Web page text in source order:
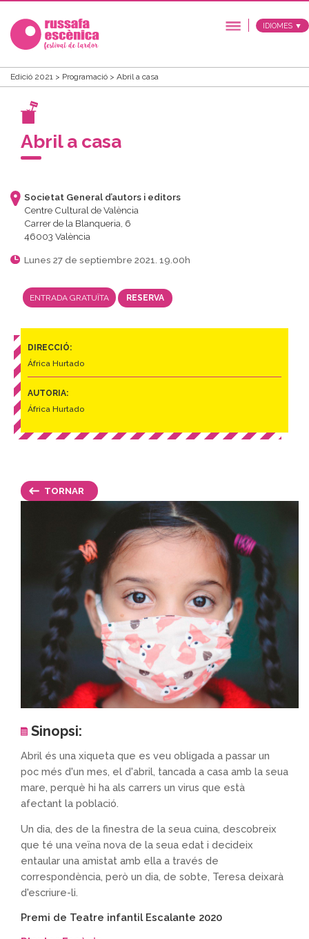
IDIOMES ▼
Edició 2021 > Programació > Abril a casa
Abril a casa
Societat General d’autors i editors
Centre Cultural de València
Carrer de la Blanqueria, 6
46003 València
Lunes 27 de septiembre 2021. 19.00h
ENTRADA GRATUÏTA RESERVA
DIRECCIÓ:
África Hurtado
AUTORIA:
África Hurtado
TORNAR
Sinopsi:
Abril és una xiqueta que es veu obligada a passar un
poc més d'un mes, el d'abril, tancada a casa amb la seua
mare, perquè hi ha als carrers un virus que està
afectant la població.
Un dia, des de la finestra de la seua cuina, descobreix
que té una veïna nova de la seua edat i decideix
entaular una amistat amb ella a través de
correspondència, però un dia, de sobte, Teresa deixarà
d'escriure-li.
Premi de Teatre infantil Escalante 2020